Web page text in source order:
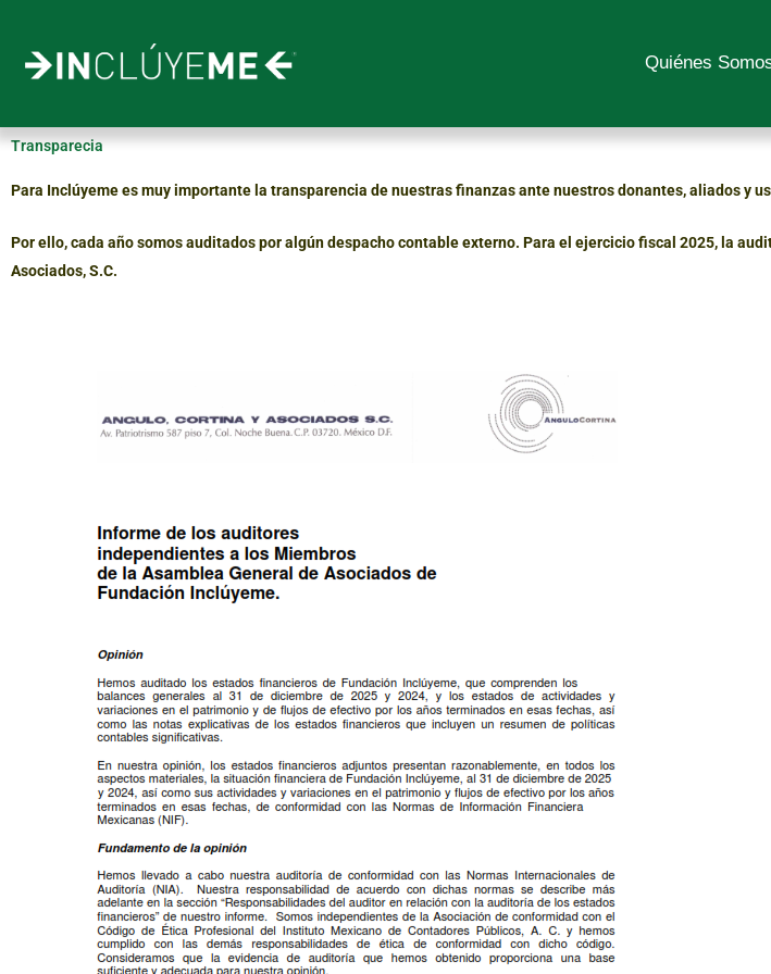
contenido
Quiénes
Transparecia
Para Inclúyeme es muy importante la transparencia de nuestras finanzas ante nuestros donantes, aliados y
Por ello, cada año somos auditados por algún despacho contable externo. Para el ejercicio fiscal 2025, la
Asociados, S.C.